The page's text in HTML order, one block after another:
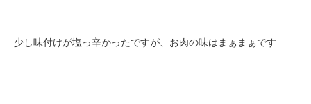
少し味付けが塩っ辛かったですが、お肉の味はまぁまぁです